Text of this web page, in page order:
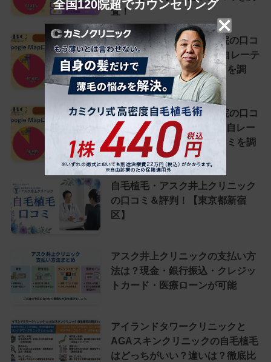
査！
湘南AGAクリニック池袋院の口コ
ミ＆評判は総合4.6点【独自レーテ
ィング】良い＆悪い口コミを調
査！
湘南AGAクリニック仙台院の口コ
ミ＆評判は総合4.85点【独自レー
ティング】良い＆悪い口コミを調
査！
自毛植毛・アスク井上クリニック
の口コミ＆評判！【東京都新宿
区】
アスク井上クリニックの支払い方
法は？現金・銀行振込・クレジッ
トカード・医療ローンが可能
アイランドタワークリニックと
AGAスキンクリニックの自毛植毛
はどっちがいい？違いは？徹底比
全国120院超でカウンセリング